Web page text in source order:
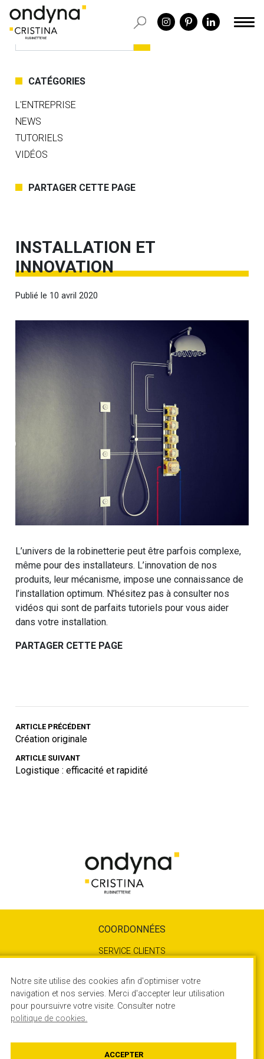
Notre site utilise des cookies afin d'optimiser votre
navigation et nos servies. Merci d'accepter leur utilisation
pour poursuivre votre visite. Consulter notre
politique de cookies.
ACCEPTER
CATÉGORIES
L'ENTREPRISE
NEWS
TUTORIELS
VIDÉOS
PARTAGER CETTE PAGE
INSTALLATION ET
INNOVATION
Publié le 10 avril 2020
L’univers de la robinetterie peut être parfois complexe,
même pour des installateurs. L’innovation de nos
produits, leur mécanisme, impose une connaissance de
l’installation optimum. N’hésitez pas à consulter nos
vidéos qui sont de parfaits tutoriels pour vous aider
dans votre installation.
PARTAGER CETTE PAGE
ARTICLE PRÉCÉDENT
Création originale
ARTICLE SUIVANT
Logistique : efficacité et rapidité
COORDONNÉES
SERVICE CLIENTS
04 72 78 85 10
SERVICE TECHNIQUE
04 72 78 85 17
450 Rue Quartz - ZA du Rocher
38780 ESTRABLIN – France